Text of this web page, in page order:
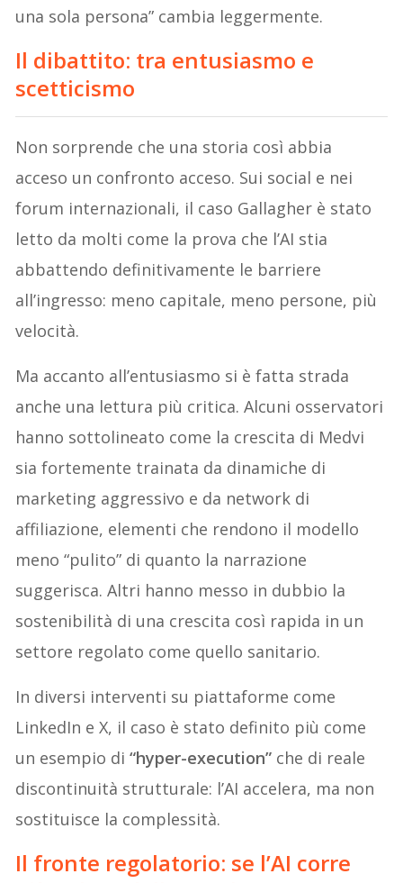
una sola persona” cambia leggermente.
Il dibattito: tra entusiasmo e
scetticismo
Non sorprende che una storia così abbia
acceso un confronto acceso. Sui social e nei
forum internazionali, il caso Gallagher è stato
letto da molti come la prova che l’AI stia
abbattendo definitivamente le barriere
all’ingresso: meno capitale, meno persone, più
velocità.
Ma accanto all’entusiasmo si è fatta strada
anche una lettura più critica. Alcuni osservatori
hanno sottolineato come la crescita di Medvi
sia fortemente trainata da dinamiche di
marketing aggressivo e da network di
affiliazione, elementi che rendono il modello
meno “pulito” di quanto la narrazione
suggerisca. Altri hanno messo in dubbio la
sostenibilità di una crescita così rapida in un
settore regolato come quello sanitario.
In diversi interventi su piattaforme come
LinkedIn e X, il caso è stato definito più come
un esempio di“hyper-execution” che di reale
discontinuità strutturale: l’AI accelera, ma non
sostituisce la complessità.
Il fronte regolatorio: se l’AI corre